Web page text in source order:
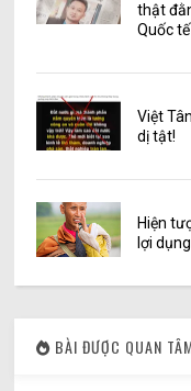
thật
Quốc tế
Việt
dị tật!
Hiện
lợi
BÀI ĐƯỢC QUAN